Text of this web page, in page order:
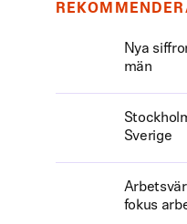
Nya
män
Sverige
fokus